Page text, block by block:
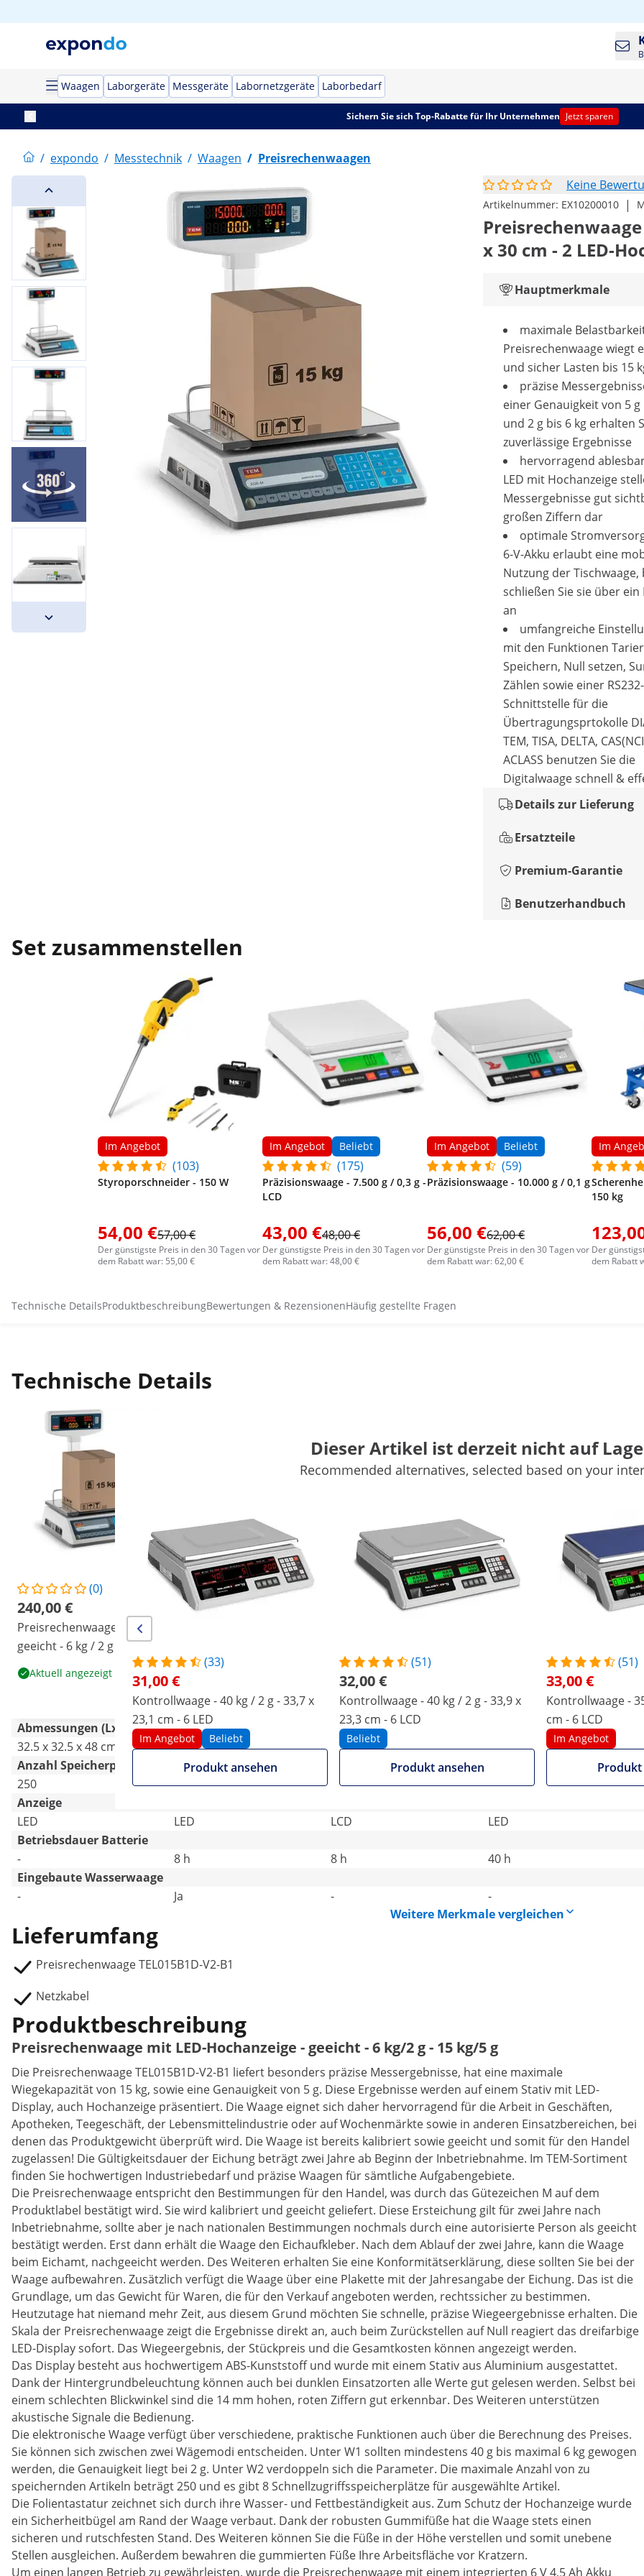
Waagen Laborgeräte Messgeräte Labornetzgeräte Laborbedarf
Sichern Sie sich Top-Rabatte für Ihr Unternehmen Jetzt sparen
/ expondo / Messtechnik / Waagen / Preisrechenwaagen
Keine
Artikelnummer: EX10200010 |
x 30 cm - 2 LED-
Hauptmerkmale
maximale
Preisrechenwaage wiegt
und sicher Lasten bis 15
präzise
einer Genauigkeit von 5 g
und 2 g bis 6 kg erhalten
zuverlässige Ergebnisse
hervorragend
LED mit Hochanzeige
Messergebnisse gut
großen Ziffern dar
optimale
6-V-Akku erlaubt eine
Nutzung der Tischwaage,
schließen Sie sie über ein
an
umfangreiche
mit den Funktionen
Speichern, Null setzen,
Zählen sowie einer RS232-
Schnittstelle für die
Übertragungsprtokolle
TEM, TISA, DELTA,
ACLASS benutzen Sie die
Digitalwaage schnell &
Details zur Lieferung
Ersatzteile
Premium-Garantie
Benutzerhandbuch
Set zusammenstellen
Im Angebot
(103)
Styroporschneider - 150 W
54,00 €57,00 €
Der günstigste Preis in den 30 Tagen vor
dem Rabatt war: 55,00 €
Im Angebot Beliebt
(175)
Präzisionswaage - 7.500 g / 0,3 g -
LCD
43,00 €48,00 €
Der günstigste Preis in den 30 Tagen vor
dem Rabatt war: 48,00 €
Im Angebot Beliebt
(59)
Präzisionswaage - 10.000 g / 0,1 g
56,00 €62,00 €
Der günstigste Preis in den 30 Tagen vor
dem Rabatt war: 62,00 €
Im
150 kg
Der
dem Rabatt
Technische DetailsProduktbeschreibungBewertungen & RezensionenHäufig gestellte Fragen
Technische Details
(0)
240,00 €
Preisrechenwaage -
geeicht - 6 kg / 2 g - 15 kg /
5 g - 23 x 30 cm - 2 LED-
Hochanzeige
Aktuell angezeigt
(33)
31,00 €
Im Angebot
Produkt ansehen
(51)
Beliebt
Produkt ansehen
(51)
Im Angebot
Produkt ansehen
Abmessungen (LxBxH)
32.5 x 32.5 x 48 cm
34.3 x 33 x 12 cm 34.5 x 33 x 11.5 cm 11.4 x 33.2 x 34.2 cm
Anzahl Speicherplätze
250
7 -
Anzeige
LED
LED LCD LED
Betriebsdauer Batterie
-
8 h 8 h 40 h
Eingebaute Wasserwaage
-
Ja - -
Weitere Merkmale vergleichen
Lieferumfang
Preisrechenwaage TEL015B1D-V2-B1
Netzkabel
Dieser Artikel ist derzeit nicht auf
Recommended alternatives, selected based on your
(33)
31,00 €
Kontrollwaage - 40 kg / 2 g - 33,7 x
23,1 cm - 6 LED
Im Angebot Beliebt
Produkt ansehen
(51)
32,00 €
Kontrollwaage - 40 kg / 2 g - 33,9 x
23,3 cm - 6 LCD
Beliebt
Produkt ansehen
(51)
33,00 €
Kontrollwaage -
cm - 6 LCD
Im Angebot
Produkt
Produktbeschreibung
Preisrechenwaage mit LED-Hochanzeige - geeicht - 6 kg/2 g - 15 kg/5 g
Die Preisrechenwaage TEL015B1D-V2-B1 liefert besonders präzise Messergebnisse, hat eine maximale
Wiegekapazität von 15 kg, sowie eine Genauigkeit von 5 g. Diese Ergebnisse werden auf einem Stativ mit LED-
Display, auch Hochanzeige präsentiert. Die Waage eignet sich daher hervorragend für die Arbeit in Geschäften,
Apotheken, Teegeschäft, der Lebensmittelindustrie oder auf Wochenmärkte sowie in anderen Einsatzbereichen, bei
denen das Produktgewicht überprüft wird. Die Waage ist bereits kalibriert sowie geeicht und somit für den Handel
zugelassen! Die Gültigkeitsdauer der Eichung beträgt zwei Jahre ab Beginn der Inbetriebnahme. Im TEM-Sortiment
finden Sie hochwertigen Industriebedarf und präzise Waagen für sämtliche Aufgabengebiete.
Die Preisrechenwaage entspricht den Bestimmungen für den Handel, was durch das Gütezeichen M auf dem
Produktlabel bestätigt wird. Sie wird kalibriert und geeicht geliefert. Diese Ersteichung gilt für zwei Jahre nach
Inbetriebnahme, sollte aber je nach nationalen Bestimmungen nochmals durch eine autorisierte Person als geeicht
bestätigt werden. Erst dann erhält die Waage den Eichaufkleber. Nach dem Ablauf der zwei Jahre, kann die Waage
beim Eichamt, nachgeeicht werden. Des Weiteren erhalten Sie eine Konformitätserklärung, diese sollten Sie bei der
Waage aufbewahren. Zusätzlich verfügt die Waage über eine Plakette mit der Jahresangabe der Eichung. Das ist die
Grundlage, um das Gewicht für Waren, die für den Verkauf angeboten werden, rechtssicher zu bestimmen.
Heutzutage hat niemand mehr Zeit, aus diesem Grund möchten Sie schnelle, präzise Wiegeergebnisse erhalten. Die
Skala der Preisrechenwaage zeigt die Ergebnisse direkt an, auch beim Zurückstellen auf Null reagiert das dreifarbige
LED-Display sofort. Das Wiegeergebnis, der Stückpreis und die Gesamtkosten können angezeigt werden.
Das Display besteht aus hochwertigem ABS-Kunststoff und wurde mit einem Stativ aus Aluminium ausgestattet.
Dank der Hintergrundbeleuchtung können auch bei dunklen Einsatzorten alle Werte gut gelesen werden. Selbst bei
einem schlechten Blickwinkel sind die 14 mm hohen, roten Ziffern gut erkennbar. Des Weiteren unterstützen
akustische Signale die Bedienung.
Die elektronische Waage verfügt über verschiedene, praktische Funktionen auch über die Berechnung des Preises.
Sie können sich zwischen zwei Wägemodi entscheiden. Unter W1 sollten mindestens 40 g bis maximal 6 kg gewogen
werden, die Genauigkeit liegt bei 2 g. Unter W2 verdoppeln sich die Parameter. Die maximale Anzahl von zu
speichernden Artikeln beträgt 250 und es gibt 8 Schnellzugriffsspeicherplätze für ausgewählte Artikel.
Die Folientastatur zeichnet sich durch ihre Wasser- und Fettbeständigkeit aus. Zum Schutz der Hochanzeige wurde
ein Sicherheitbügel am Rand der Waage verbaut. Dank der robusten Gummifüße hat die Waage stets einen
sicheren und rutschfesten Stand. Des Weiteren können Sie die Füße in der Höhe verstellen und somit unebene
Stellen ausgleichen. Außerdem bewahren die gummierten Füße Ihre Arbeitsfläche vor Kratzern.
Um einen langen Betrieb zu gewährleisten, wurde die Preisrechenwaage mit einem integrierten 6 V 4,5 Ah Akku